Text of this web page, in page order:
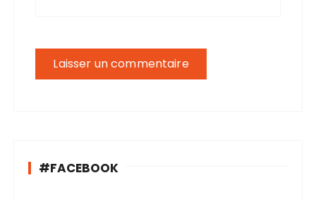
#FACEBOOK